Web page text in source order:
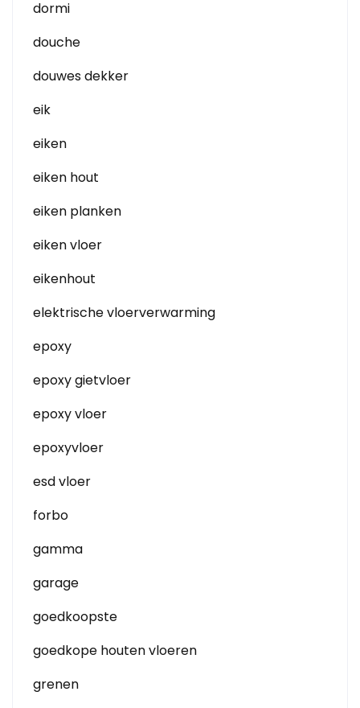
dormi
douche
douwes dekker
eik
eiken
eiken hout
eiken planken
eiken vloer
eikenhout
elektrische vloerverwarming
epoxy
epoxy gietvloer
epoxy vloer
epoxyvloer
esd vloer
forbo
gamma
garage
goedkoopste
goedkope houten vloeren
grenen